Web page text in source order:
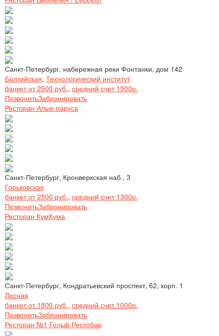
Санкт-Петербург, набережная реки Фонтанки, дом 142
Балтийская, Технологический институт
банкет от 2500 руб., средний счет 1500р.
ПозвонитьЗабронировать
Ресторан Алые паруса
Санкт-Петербург, Кронверкская наб., 3
Горьковская
банкет от 2500 руб., средний счет 1300р.
ПозвонитьЗабронировать
Ресторан КумКума
Санкт-Петербург, Кондратьевский проспект, 62, корп. 1
Лесная
банкет от 1800 руб., средний счет 1000р.
ПозвонитьЗабронировать
Ресторан №1 Гольф Рестобар